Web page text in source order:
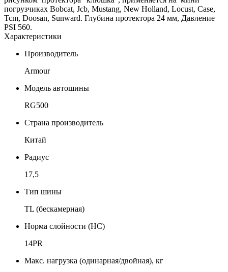
погрузчиках Bobcat, Jcb, Mustang, New Holland, Locust, Case,
Tcm, Doosan, Sunward. Глубина протектора 24 мм, Давление
PSI 560.
Характеристики
Производитель
Armour
Модель автошины
RG500
Страна производитель
Китай
Радиус
17,5
Тип шины
TL (бескамерная)
Норма слойности (НС)
14PR
Макс. нагрузка (одинарная/двойная), кг